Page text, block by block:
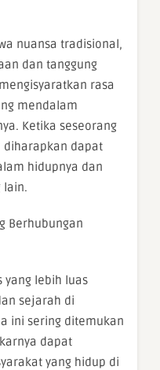
nuansa tradisional,
dan tanggung
rasa
mendalam
Ketika seseorang
diharapkan dapat
hidupnya dan
lain.
Berhubungan
yang lebih luas
sejarah di
ini sering ditemukan
dapat
yang hidup di